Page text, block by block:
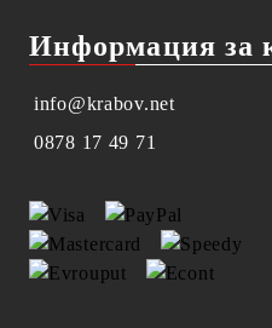
Информация за
info@krabov.net
0878 17 49 71